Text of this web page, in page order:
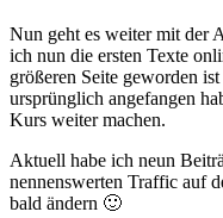
Nun geht es weiter mit der
ich nun die ersten Texte
größeren Seite geworden
ursprünglich angefangen
Kurs weiter machen.
Aktuell habe ich neun
nennenswerten Traffic auf
bald ändern 🙂